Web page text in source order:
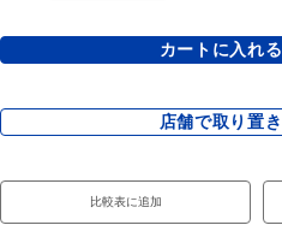
カートに入れる
店舗で取り置き
比較表に追加